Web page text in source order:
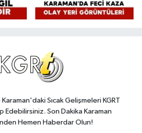
Sıcak Gelişmeleri KGRT
Edebilirsiniz. Son Dakika Karaman
Hemen Haberdar Olun!